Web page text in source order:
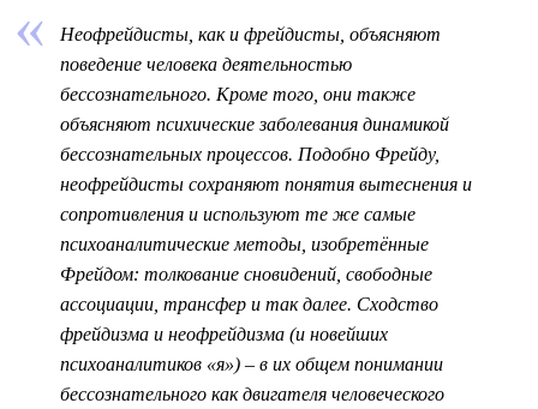
Неофрейдисты, как и фрейдисты, объясняют
поведение человека деятельностью
бессознательного. Кроме того, они также
объясняют психические заболевания динамикой
бессознательных процессов. Подобно Фрейду,
неофрейдисты сохраняют понятия вытеснения и
сопротивления и используют те же самые
психоаналитические методы, изобретённые
Фрейдом: толкование сновидений, свободные
ассоциации, трансфер и так далее. Сходство
фрейдизма и неофрейдизма (и новейших
психоаналитиков «я») – в их общем понимании
бессознательного как двигателя человеческого